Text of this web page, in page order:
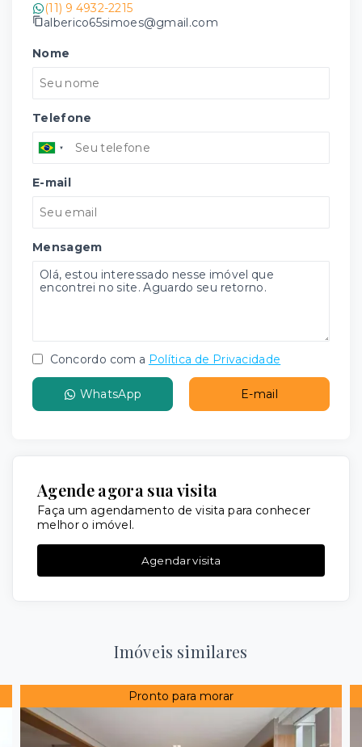
(11) 9 4932-2215
alberico65simoes@gmail.com
Nome
Telefone
E-mail
Mensagem
Concordo com a Política de Privacidade
WhatsApp E-mail
Agende agora sua visita
Faça um agendamento de visita para conhecer
melhor o imóvel.
Agendar visita
Imóveis similares
Pronto para morar